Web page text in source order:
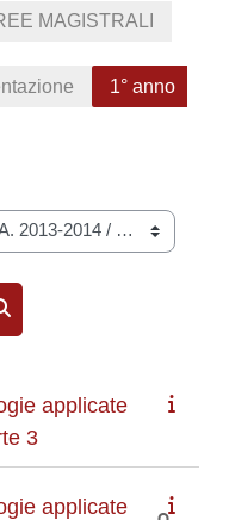
MAGISTRALI
1° anno
Cerca corsi
applicate
3
applicate